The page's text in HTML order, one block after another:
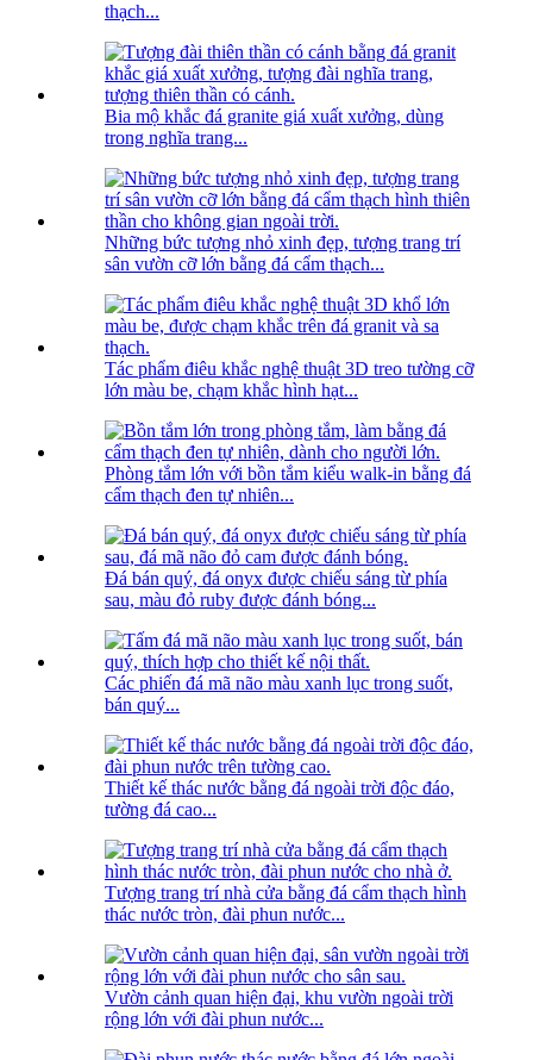
thạch...
Bia mộ khắc đá granite giá xuất xưởng, dùng
trong nghĩa trang...
Những bức tượng nhỏ xinh đẹp, tượng trang trí
sân vườn cỡ lớn bằng đá cẩm thạch...
Tác phẩm điêu khắc nghệ thuật 3D treo tường cỡ
lớn màu be, chạm khắc hình hạt...
Phòng tắm lớn với bồn tắm kiểu walk-in bằng đá
cẩm thạch đen tự nhiên...
Đá bán quý, đá onyx được chiếu sáng từ phía
sau, màu đỏ ruby ​​được đánh bóng...
Các phiến đá mã não màu xanh lục trong suốt,
bán quý...
Thiết kế thác nước bằng đá ngoài trời độc đáo,
tường đá cao...
Tượng trang trí nhà cửa bằng đá cẩm thạch hình
thác nước tròn, đài phun nước...
Vườn cảnh quan hiện đại, khu vườn ngoài trời
rộng lớn với đài phun nước...